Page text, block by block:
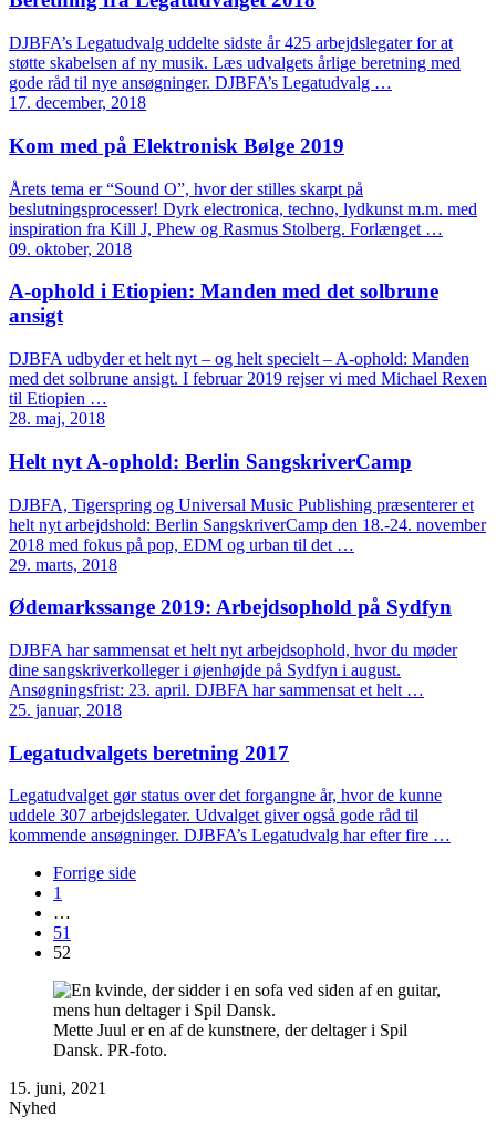
DJBFA’s Legatudvalg uddelte sidste år 425 arbejdslegater for at
støtte skabelsen af ny musik. Læs udvalgets årlige beretning med
gode råd til nye ansøgninger. DJBFA’s Legatudvalg …
17. december, 2018
Kom med på Elektronisk Bølge 2019
Årets tema er “Sound O”, hvor der stilles skarpt på
beslutningsprocesser! Dyrk electronica, techno, lydkunst m.m. med
inspiration fra Kill J, Phew og Rasmus Stolberg. Forlænget …
09. oktober, 2018
A-ophold i Etiopien: Manden med det solbrune
ansigt
DJBFA udbyder et helt nyt – og helt specielt – A-ophold: Manden
med det solbrune ansigt. I februar 2019 rejser vi med Michael Rexen
til Etiopien …
28. maj, 2018
Helt nyt A-ophold: Berlin SangskriverCamp
DJBFA, Tigerspring og Universal Music Publishing præsenterer et
helt nyt arbejdshold: Berlin SangskriverCamp den 18.-24. november
2018 med fokus på pop, EDM og urban til det …
29. marts, 2018
Ødemarkssange 2019: Arbejdsophold på Sydfyn
DJBFA har sammensat et helt nyt arbejdsophold, hvor du møder
dine sangskriverkolleger i øjenhøjde på Sydfyn i august.
Ansøgningsfrist: 23. april. DJBFA har sammensat et helt …
25. januar, 2018
Legatudvalgets beretning 2017
Legatudvalget gør status over det forgangne år, hvor de kunne
uddele 307 arbejdslegater. Udvalget giver også gode råd til
kommende ansøgninger. DJBFA’s Legatudvalg har efter fire …
Forrige side
1
…
51
52
Mette Juul er en af de kunstnere, der deltager i Spil
Dansk. PR-foto.
15. juni, 2021
Nyhed